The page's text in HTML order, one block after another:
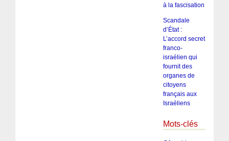
à la fascisation
Scandale
d’État :
L’accord secret
franco-
israélien qui
fournit des
organes de
citoyens
français aux
Israéliens
Mots-clés